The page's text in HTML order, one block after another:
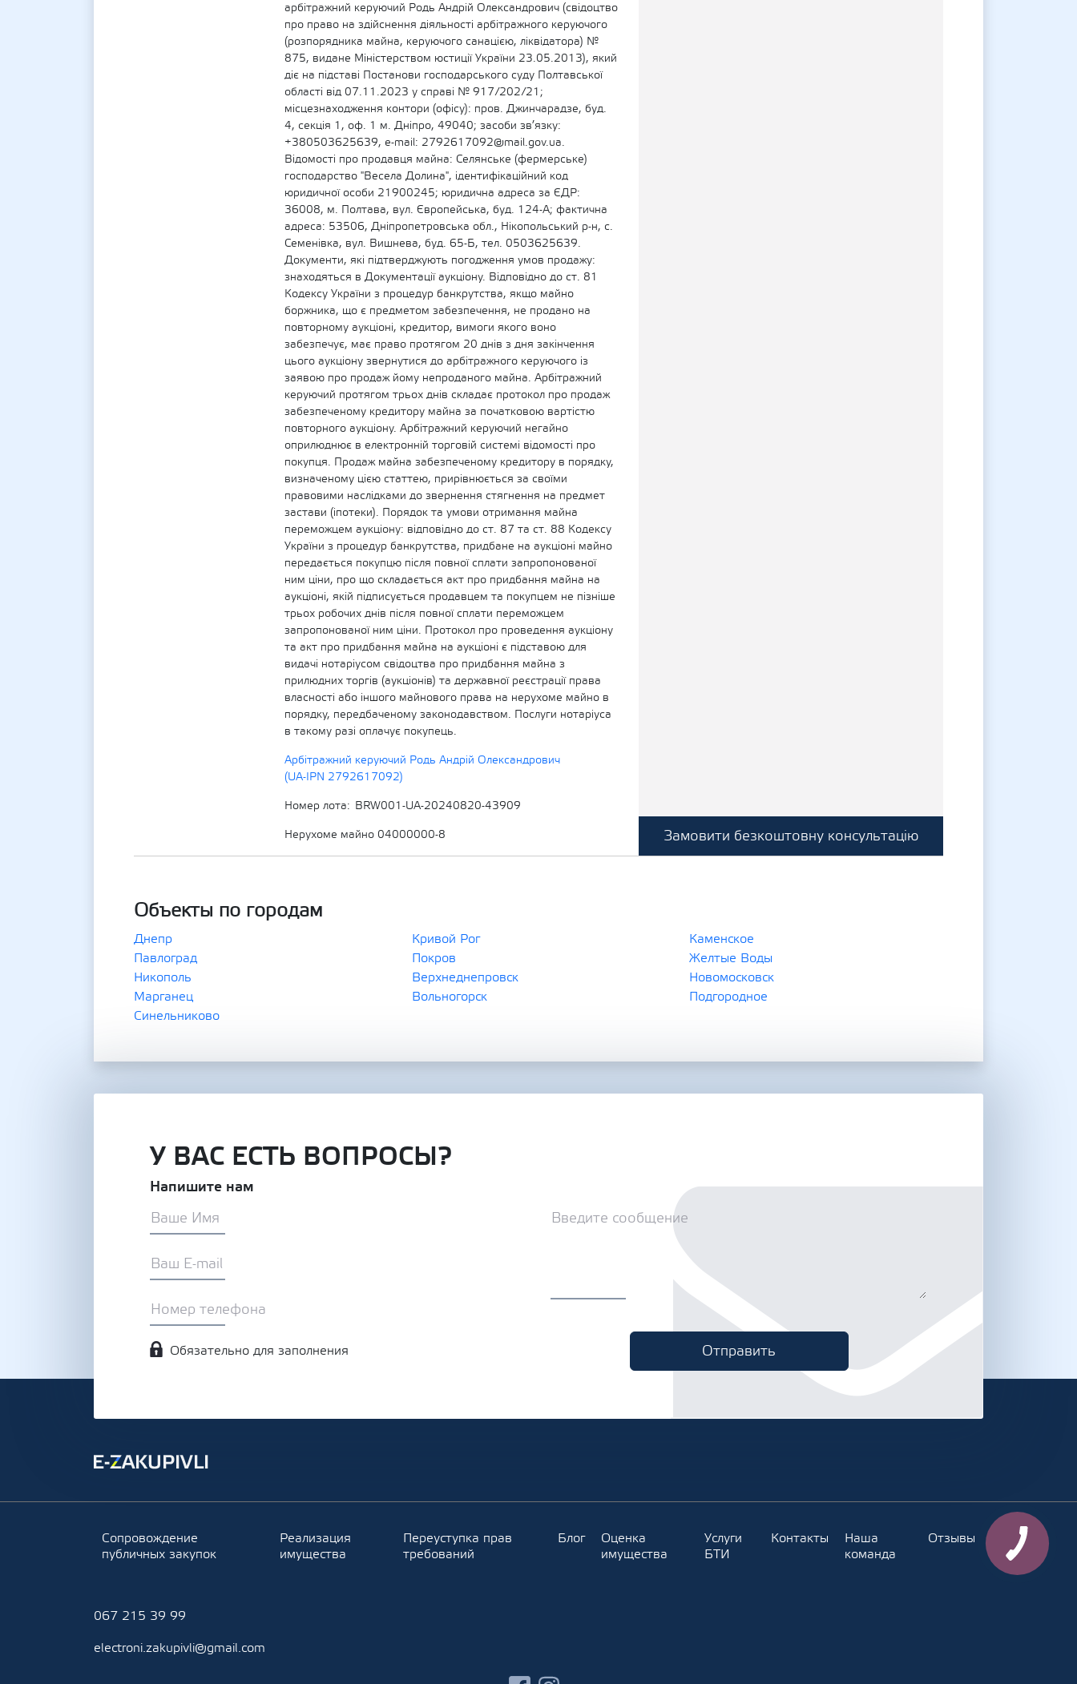
арбітражний керуючий Родь Андрій Олександрович (свідоцтво
про право на здійснення діяльності арбітражного керуючого
(розпорядника майна, керуючого санацією, ліквідатора) №
875, видане Міністерством юстиції України 23.05.2013), який
діє на підставі Постанови господарського суду Полтавської
області від 07.11.2023 у справі № 917/202/21;
місцезнаходження контори (офісу): пров. Джинчарадзе, буд.
4, секція 1, оф. 1 м. Дніпро, 49040; засоби зв’язку:
+380503625639, e-mail: 2792617092@mail.gov.ua.
Відомості про продавця майна: Селянське (фермерське)
господарство "Весела Долина", ідентифікаційний код
юридичної особи 21900245; юридична адреса за ЄДР:
36008, м. Полтава, вул. Європейська, буд. 124-А; фактична
адреса: 53506, Дніпропетровська обл., Нікопольський р-н, с.
Семенівка, вул. Вишнева, буд. 65-Б, тел. 0503625639.
Документи, які підтверджують погодження умов продажу:
знаходяться в Документації аукціону. Відповідно до ст. 81
Кодексу України з процедур банкрутства, якщо майно
боржника, що є предметом забезпечення, не продано на
повторному аукціоні, кредитор, вимоги якого воно
забезпечує, має право протягом 20 днів з дня закінчення
цього аукціону звернутися до арбітражного керуючого із
заявою про продаж йому непроданого майна. Арбітражний
керуючий протягом трьох днів складає протокол про продаж
забезпеченому кредитору майна за початковою вартістю
повторного аукціону. Арбітражний керуючий негайно
оприлюднює в електронній торговій системі відомості про
покупця. Продаж майна забезпеченому кредитору в порядку,
визначеному цією статтею, прирівнюється за своїми
правовими наслідками до звернення стягнення на предмет
застави (іпотеки). Порядок та умови отримання майна
переможцем аукціону: відповідно до ст. 87 та ст. 88 Кодексу
України з процедур банкрутства, придбане на аукціоні майно
передається покупцю після повної сплати запропонованої
ним ціни, про що складається акт про придбання майна на
аукціоні, якій підписується продавцем та покупцем не пізніше
трьох робочих днів після повної сплати переможцем
запропонованої ним ціни. Протокол про проведення аукціону
та акт про придбання майна на аукціоні є підставою для
видачі нотаріусом свідоцтва про придбання майна з
прилюдних торгів (аукціонів) та державної реєстрації права
власності або іншого майнового права на нерухоме майно в
порядку, передбаченому законодавством. Послуги нотаріуса
в такому разі оплачує покупець.
Арбітражний керуючий Родь Андрій Олександрович
(UA-IPN 2792617092)
Номер лота
BRW001-UA-20240820-43909
Нерухоме майно 04000000-8
Замовити безкоштовну консультацію
Объекты по городам
Днепр Кривой Рог
Каменское
Павлоград
Покров
Желтые Воды
Никополь
Верхнеднепровск
Новомосковск
Марганец
Вольногорск
Подгородное
Синельниково
У ВАС ЕСТЬ ВОПРОСЫ?
Напишите нам
Обязательно для заполнения
Сопровождение
публичных закупок
Реализация
имущества
Переуступка прав
требований
Блог
Оценка
имущества
Услуги
БТИ
Контакты
Наша
команда
Отзывы
067 215 39 99
electroni.zakupivli@gmail.com